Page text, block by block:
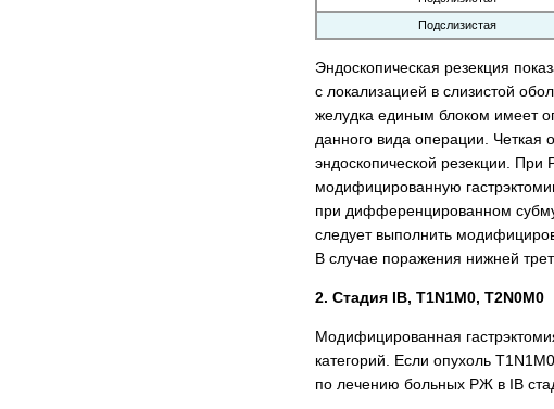
Подслизистая
Эндоскопическая резекция
с локализацией в слизистой
желудка единым блоком имеет
данного вида операции. Четкая
эндоскопической резекции.
модифицированную
при дифференцированном
следует выполнить
В случае поражения нижней
2. Стадия IВ, T1N1M0, T2N0M0
Модифицированная
категорий. Если опухоль
по лечению больных РЖ в IВ